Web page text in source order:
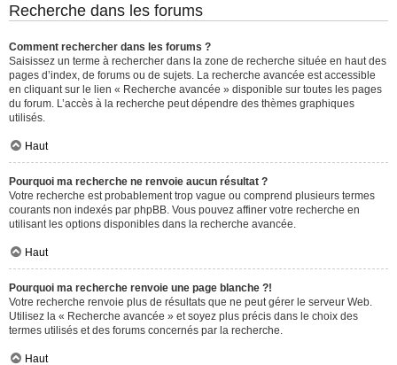
Recherche dans les forums
Comment rechercher dans les forums ?
Saisissez un terme à rechercher dans la zone de recherche située en haut des
pages d’index, de forums ou de sujets. La recherche avancée est accessible
en cliquant sur le lien « Recherche avancée » disponible sur toutes les pages
du forum. L’accès à la recherche peut dépendre des thèmes graphiques
utilisés.
Haut
Pourquoi ma recherche ne renvoie aucun résultat ?
Votre recherche est probablement trop vague ou comprend plusieurs termes
courants non indexés par phpBB. Vous pouvez affiner votre recherche en
utilisant les options disponibles dans la recherche avancée.
Haut
Pourquoi ma recherche renvoie une page blanche ?!
Votre recherche renvoie plus de résultats que ne peut gérer le serveur Web.
Utilisez la « Recherche avancée » et soyez plus précis dans le choix des
termes utilisés et des forums concernés par la recherche.
Haut